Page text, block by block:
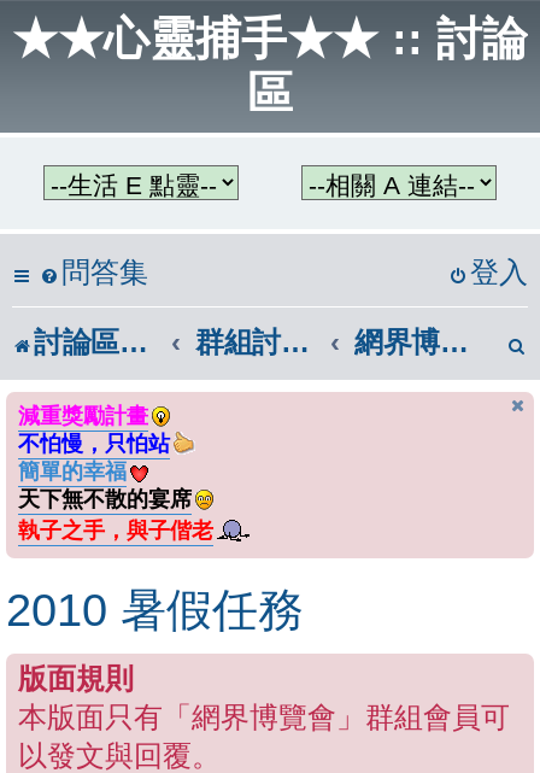
★★心靈捕手★★ :: 討論
區
問答集 登入
討論區首頁 群組討論區 網界博覽會
減重獎勵計畫
不怕慢，只怕站
簡單的幸福
天下無不散的宴席
執子之手，與子偕老
2010 暑假任務
版面規則
本版面只有「網界博覽會」群組會員可
以發文與回覆。